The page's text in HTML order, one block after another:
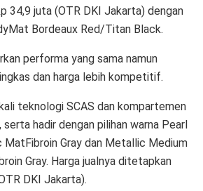
34,9 juta (OTR DKI Jakarta) dengan
Bordeaux Red/Titan Black.
performa yang sama namun
dan harga lebih kompetitif.
teknologi SCAS dan kompartemen
serta hadir dengan pilihan warna Pearl
Gray dan Metallic Medium
Gray. Harga jualnya ditetapkan
DKI Jakarta).